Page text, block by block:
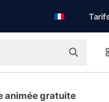
animée gratuite